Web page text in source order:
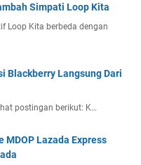
Simpati Loop Kita
Loop Kita berbeda dengan
Blackberry Langsung Dari
postingan berikut: K…
MDOP Lazada Express